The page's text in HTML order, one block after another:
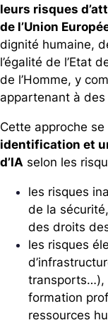
leurs risques
de l’Union
dignité humaine,
l’égalité de l’Etat
de l’Homme, y
appartenant à
Cette approche
identification et
d’IA selon les
les risques
de la
des droits
les risques
transports…),
formation
ressources